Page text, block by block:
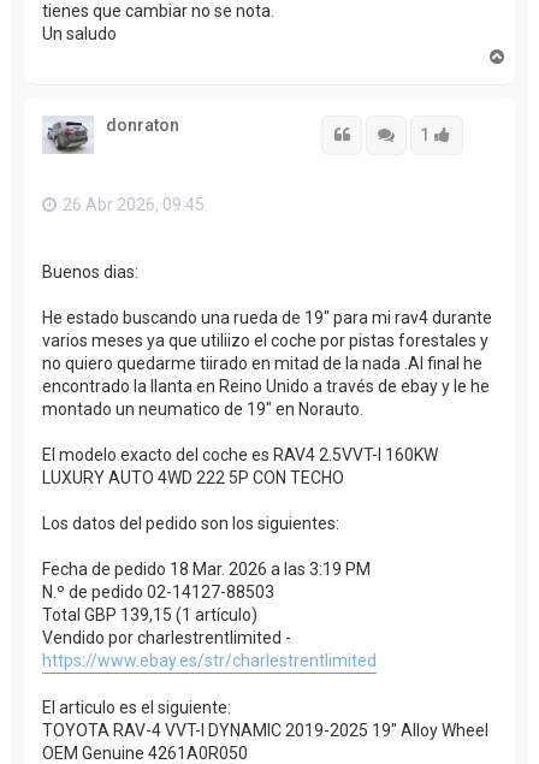
tienes que cambiar no se nota.
Un saludo
donraton Citar 1
Citar
26 Abr 2026, 09:45
Buenos dias:
He estado buscando una rueda de 19" para mi rav4 durante
varios meses ya que utiliizo el coche por pistas forestales y
no quiero quedarme tiirado en mitad de la nada .Al final he
encontrado la llanta en Reino Unido a través de ebay y le he
montado un neumatico de 19" en Norauto.
El modelo exacto del coche es RAV4 2.5VVT-I 160KW
LUXURY AUTO 4WD 222 5P CON TECHO
Los datos del pedido son los siguientes:
Fecha de pedido 18 Mar. 2026 a las 3:19 PM
N.º de pedido 02-14127-88503
Total GBP 139,15 (1 artículo)
Vendido por charlestrentlimited -
https://www.ebay.es/str/charlestrentlimited
El articulo es el siguiente:
TOYOTA RAV-4 VVT-I DYNAMIC 2019-2025 19" Alloy Wheel
OEM Genuine 4261A0R050